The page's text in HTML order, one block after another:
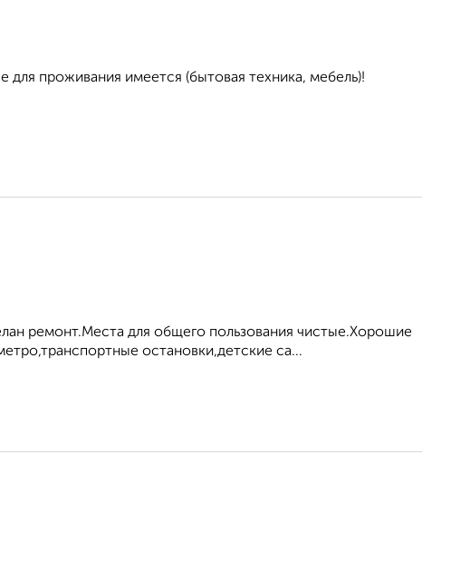
для проживания имеется (бытовая техника, мебель)!
ремонт.Места для общего пользования чистые.Хорошие
остановки,детские са...